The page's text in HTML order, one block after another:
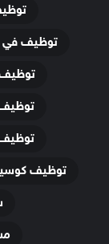
توظيف في
توظيف
توظيف